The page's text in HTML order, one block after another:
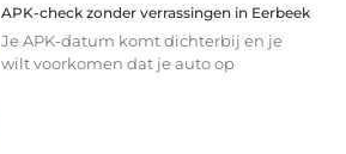
APK-check zonder verrassingen in Eerbeek
Je APK-datum komt dichterbij en je
wilt voorkomen dat je auto op